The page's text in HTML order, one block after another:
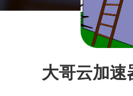
大哥云加速